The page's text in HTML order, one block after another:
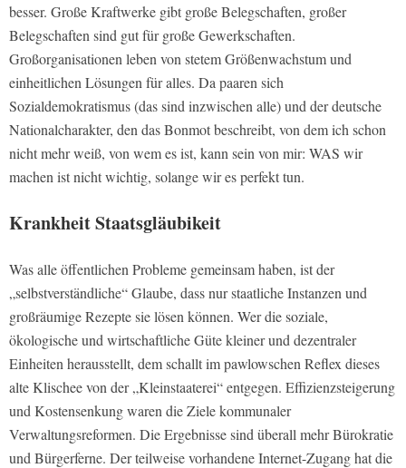
besser. Große Kraftwerke gibt große Belegschaften, großer
Belegschaften sind gut für große Gewerkschaften.
Großorganisationen leben von stetem Größenwachstum und
einheitlichen Lösungen für alles. Da paaren sich
Sozialdemokratismus (das sind inzwischen alle) und der deutsche
Nationalcharakter, den das Bonmot beschreibt, von dem ich schon
nicht mehr weiß, von wem es ist, kann sein von mir: WAS wir
machen ist nicht wichtig, solange wir es perfekt tun.
Krankheit Staatsgläubikeit
Was alle öffentlichen Probleme gemeinsam haben, ist der
„selbstverständliche“ Glaube, dass nur staatliche Instanzen und
großräumige Rezepte sie lösen können. Wer die soziale,
ökologische und wirtschaftliche Güte kleiner und dezentraler
Einheiten herausstellt, dem schallt im pawlowschen Reflex dieses
alte Klischee von der „Kleinstaaterei“ entgegen. Effizienzsteigerung
und Kostensenkung waren die Ziele kommunaler
Verwaltungsreformen. Die Ergebnisse sind überall mehr Bürokratie
und Bürgerferne. Der teilweise vorhandene Internet-Zugang hat die